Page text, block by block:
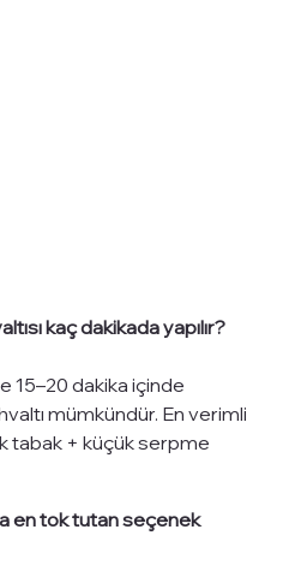
kaç dakikada yapılır?
15–20 dakika içinde
mümkündür. En verimli
tabak + küçük serpme
en tok tutan seçenek